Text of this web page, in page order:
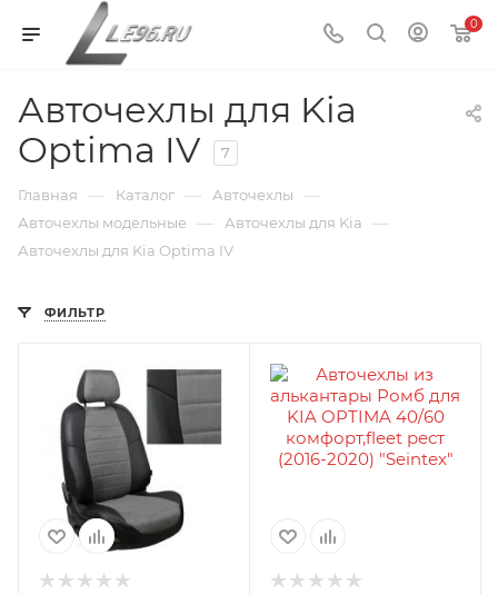
0
Авточехлы для Kia
Optima IV
7
Главная — Каталог — Авточехлы —
Авточехлы модельные — Авточехлы для Kia —
Авточехлы для Kia Optima IV
ФИЛЬТР